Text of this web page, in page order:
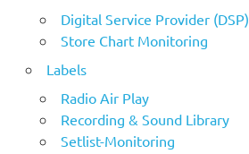
Digital Service Provider (DSP)
Store Chart Monitoring
Labels
Radio Air Play
Recording & Sound Library
Setlist-Monitoring